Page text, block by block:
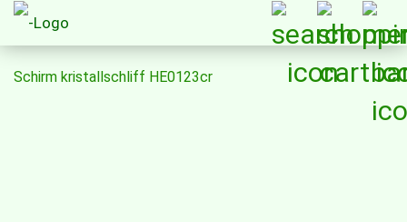
Schirm kristallschliff HE0123cr